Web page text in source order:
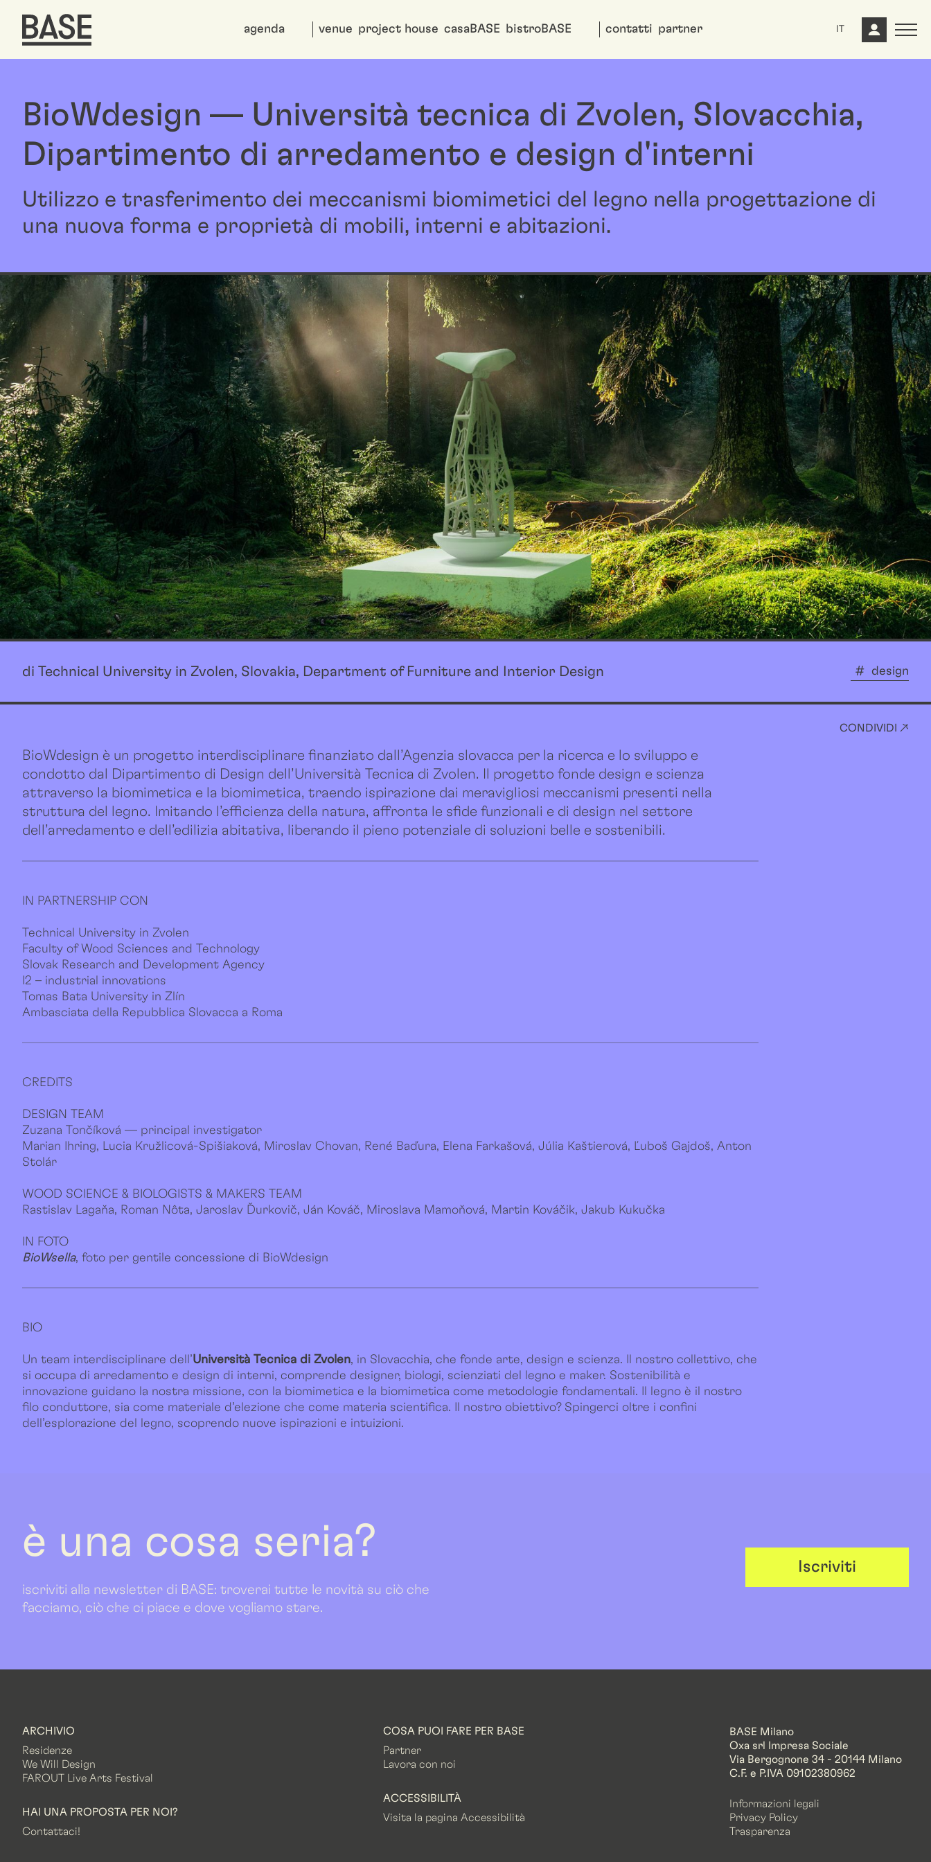
agenda venue project house casaBASE bistroBASE contatti partner IT
BioWdesign — Università tecnica di Zvolen, Slovacchia,
Dipartimento di arredamento e design d'interni
Utilizzo e trasferimento dei meccanismi biomimetici del legno nella progettazione di
una nuova forma e proprietà di mobili, interni e abitazioni.
di Technical University in Zvolen, Slovakia, Department of Furniture and Interior Design design
CONDIVIDI ↗
BioWdesign è un progetto interdisciplinare finanziato dall’Agenzia slovacca per la ricerca e lo sviluppo e
condotto dal Dipartimento di Design dell’Università Tecnica di Zvolen. Il progetto fonde design e scienza
attraverso la biomimetica e la biomimetica, traendo ispirazione dai meravigliosi meccanismi presenti nella
struttura del legno. Imitando l’efficienza della natura, affronta le sfide funzionali e di design nel settore
dell’arredamento e dell’edilizia abitativa, liberando il pieno potenziale di soluzioni belle e sostenibili.
IN PARTNERSHIP CON
Technical University in Zvolen
Faculty of Wood Sciences and Technology
Slovak Research and Development Agency
I2 – industrial innovations
Tomas Bata University in Zlín
Ambasciata della Repubblica Slovacca a Roma
CREDITS
DESIGN TEAM
Zuzana Tončíková — principal investigator
Marian Ihring, Lucia Kružlicová-Spišiaková, Miroslav Chovan, René Baďura, Elena Farkašová, Júlia Kaštierová, Ľuboš Gajdoš, Anton
Stolár
WOOD SCIENCE & BIOLOGISTS & MAKERS TEAM
Rastislav Lagaňa, Roman Nôta, Jaroslav Ďurkovič, Ján Kováč, Miroslava Mamoňová, Martin Kováčik, Jakub Kukučka
IN FOTO
BioWsella, foto per gentile concessione di BioWdesign
BIO
Un team interdisciplinare dell’Università Tecnica di Zvolen, in Slovacchia, che fonde arte, design e scienza. Il nostro collettivo, che
si occupa di arredamento e design di interni, comprende designer, biologi, scienziati del legno e maker. Sostenibilità e
innovazione guidano la nostra missione, con la biomimetica e la biomimetica come metodologie fondamentali. Il legno è il nostro
filo conduttore, sia come materiale d’elezione che come materia scientifica. Il nostro obiettivo? Spingerci oltre i confini
dell’esplorazione del legno, scoprendo nuove ispirazioni e intuizioni.
è una cosa seria?
iscriviti alla newsletter di BASE: troverai tutte le novità su ciò che
facciamo, ciò che ci piace e dove vogliamo stare.
Iscriviti
ARCHIVIO
Residenze
We Will Design
FAROUT Live Arts Festival
HAI UNA PROPOSTA PER NOI?
Contattaci!
COSA PUOI FARE PER BASE
Partner
Lavora con noi
ACCESSIBILITÀ
Visita la pagina Accessibilità
BASE Milano
Oxa srl Impresa Sociale
Via Bergognone 34 - 20144 Milano
C.F. e P.IVA 09102380962
Informazioni legali
Privacy Policy
Trasparenza